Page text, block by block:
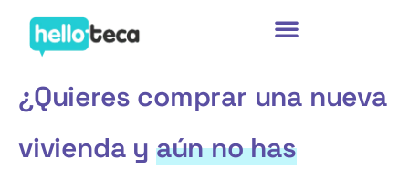
contenido
¿Quieres comprar una nueva
vivienda y aún no has